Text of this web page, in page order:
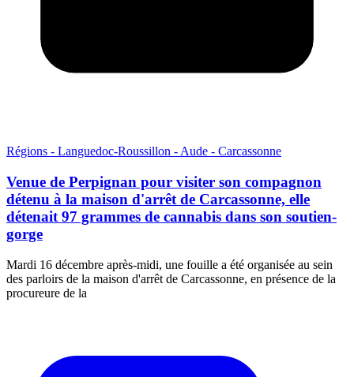
Régions - Languedoc-Roussillon - Aude - Carcassonne
Venue de Perpignan pour visiter son compagnon
détenu à la maison d'arrêt de Carcassonne, elle
détenait 97 grammes de cannabis dans son soutien-
gorge
Mardi 16 décembre après-midi, une fouille a été organisée au sein
des parloirs de la maison d'arrêt de Carcassonne, en présence de la
procureure de la